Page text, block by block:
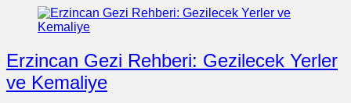
Erzincan Gezi Rehberi: Gezilecek Yerler
ve Kemaliye